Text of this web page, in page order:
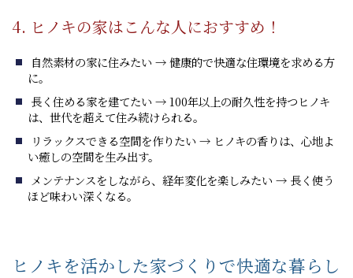
4. ヒノキの家はこんな人におすすめ！
自然素材の家に住みたい → 健康的で快適な住環境を求める方
に。
長く住める家を建てたい → 100年以上の耐久性を持つヒノキ
は、世代を超えて住み続けられる。
リラックスできる空間を作りたい → ヒノキの香りは、心地よ
い癒しの空間を生み出す。
メンテナンスをしながら、経年変化を楽しみたい → 長く使う
ほど味わい深くなる。
ヒノキを活かした家づくりで快適な暮らし